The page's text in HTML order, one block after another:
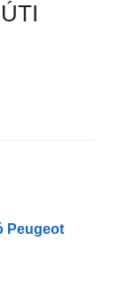
Peugeot